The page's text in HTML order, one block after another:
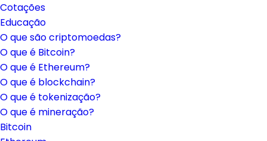
Cotações
Educação
O que são criptomoedas?
O que é Bitcoin?
O que é Ethereum?
O que é blockchain?
O que é tokenização?
O que é mineração?
Bitcoin